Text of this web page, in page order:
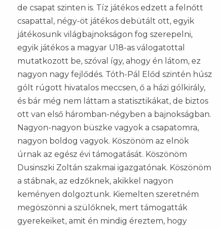
de csapat szinten is. Tíz játékos edzett a felnőtt
csapattal, négy-öt játékos debütált ott, egyik
játékosunk világbajnokságon fog szerepelni,
egyik játékos a magyar U18-as válogatottal
mutatkozott be, szóval így, ahogy én látom, ez
nagyon nagy fejlődés. Tóth-Pál Előd szintén húsz
gólt rúgott hivatalos meccsen, ő a házi gólkirály,
és bár még nem láttam a statisztikákat, de biztos
ott van első háromban-négyben a bajnokságban.
Nagyon-nagyon büszke vagyok a csapatomra,
nagyon boldog vagyok. Köszönöm az elnök
úrnak az egész évi támogatását. Köszönöm
Dusinszki Zoltán szakmai igazgatónak. Köszönöm
a stábnak, az edzőknek, akikkel nagyon
keményen dolgoztunk. Kiemelten szeretném
megöszönni a szülőknek, mert támogatták
gyerekeiket, amit én mindig éreztem, hogy